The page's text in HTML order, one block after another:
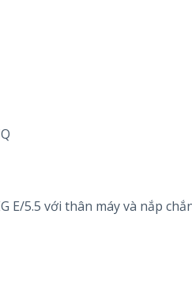
E/5.5 với thân máy và nắp